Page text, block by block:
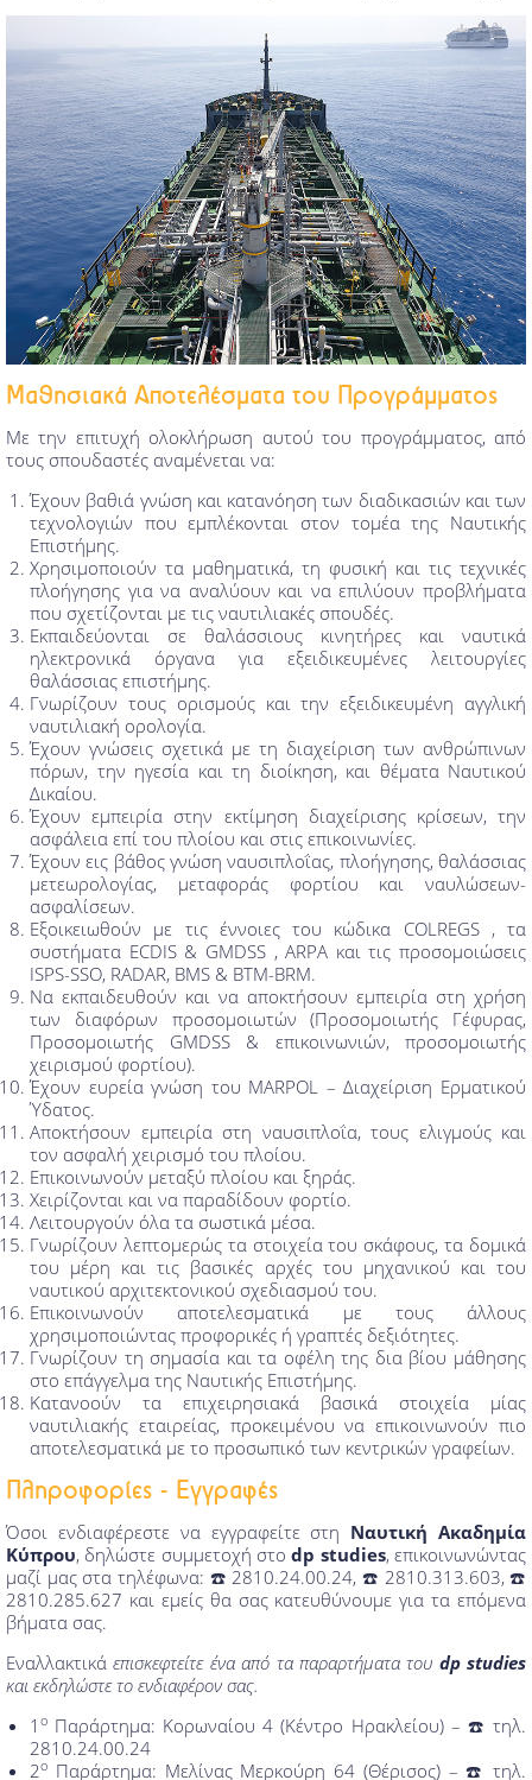
Μαθησιακά Αποτελέσματα του Προγράμματος
Με την επιτυχή ολοκλήρωση αυτού του προγράμματος, από
τους σπουδαστές αναμένεται να:
Έχουν βαθιά γνώση και κατανόηση των διαδικασιών και των
τεχνολογιών που εμπλέκονται στον τομέα της Ναυτικής
Επιστήμης.
Χρησιμοποιούν τα μαθηματικά, τη φυσική και τις τεχνικές
πλοήγησης για να αναλύουν και να επιλύουν προβλήματα
που σχετίζονται με τις ναυτιλιακές σπουδές.
Εκπαιδεύονται σε θαλάσσιους κινητήρες και ναυτικά
ηλεκτρονικά όργανα για εξειδικευμένες λειτουργίες
θαλάσσιας επιστήμης.
Γνωρίζουν τους ορισμούς και την εξειδικευμένη αγγλική
ναυτιλιακή ορολογία.
Έχουν γνώσεις σχετικά με τη διαχείριση των ανθρώπινων
πόρων, την ηγεσία και τη διοίκηση, και θέματα Ναυτικού
Δικαίου.
Έχουν εμπειρία στην εκτίμηση διαχείρισης κρίσεων, την
ασφάλεια επί του πλοίου και στις επικοινωνίες.
Έχουν εις βάθος γνώση ναυσιπλοΐας, πλοήγησης, θαλάσσιας
μετεωρολογίας, μεταφοράς φορτίου και ναυλώσεων-
ασφαλίσεων.
Εξοικειωθούν με τις έννοιες του κώδικα COLREGS , τα
συστήματα ECDIS & GMDSS , ARPA και τις προσομοιώσεις
ISPS-SSO, RADAR, BMS & BTM-BRM.
Να εκπαιδευθούν και να αποκτήσουν εμπειρία στη χρήση
των διαφόρων προσομοιωτών (Προσομοιωτής Γέφυρας,
Προσομοιωτής GMDSS & επικοινωνιών, προσομοιωτής
χειρισμού φορτίου).
Έχουν ευρεία γνώση του MARPOL – Διαχείριση Ερματικού
Ύδατος.
Αποκτήσουν εμπειρία στη ναυσιπλοΐα, τους ελιγμούς και
τον ασφαλή χειρισμό του πλοίου.
Επικοινωνούν μεταξύ πλοίου και ξηράς.
Χειρίζονται και να παραδίδουν φορτίο.
Λειτουργούν όλα τα σωστικά μέσα.
Γνωρίζουν λεπτομερώς τα στοιχεία του σκάφους, τα δομικά
του μέρη και τις βασικές αρχές του μηχανικού και του
ναυτικού αρχιτεκτονικού σχεδιασμού του.
Επικοινωνούν αποτελεσματικά με τους άλλους
χρησιμοποιώντας προφορικές ή γραπτές δεξιότητες.
Γνωρίζουν τη σημασία και τα οφέλη της δια βίου μάθησης
στο επάγγελμα της Ναυτικής Επιστήμης.
Κατανοούν τα επιχειρησιακά βασικά στοιχεία μίας
ναυτιλιακής εταιρείας, προκειμένου να επικοινωνούν πιο
αποτελεσματικά με το προσωπικό των κεντρικών γραφείων.
Πληροφορίες - Εγγραφές
Όσοι ενδιαφέρεστε να εγγραφείτε στη Ναυτική Ακαδημία
Κύπρου, δηλώστε συμμετοχή στοdp studies, επικοινωνώντας
μαζί μας στα τηλέφωνα: ☎️ 2810.24.00.24, ☎️ 2810.313.603, ☎️
2810.285.627 και εμείς θα σας κατευθύνουμε για τα επόμενα
βήματα σας.
Εναλλακτικάεπισκεφτείτε ένα από τα παραρτήματα του dp studies
και εκδηλώστε το ενδιαφέρον σας.
1 ο Παράρτημα: Κορωναίου 4 (Κέντρο Ηρακλείου) – ☎️ τηλ.
2810.24.00.24
2ο Παράρτημα: Μελίνας Μερκούρη 64 (Θέρισος) – ☎️ τηλ.